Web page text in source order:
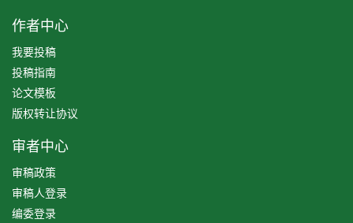
作者中心
我要投稿
投稿指南
论文模板
版权转让协议
审者中心
审稿政策
审稿人登录
编委登录